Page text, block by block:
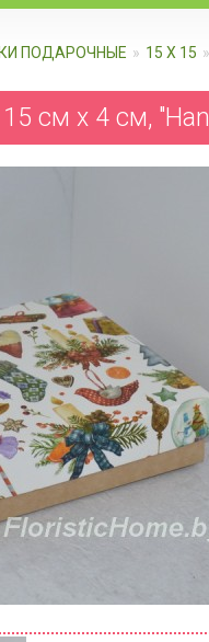
ПОДАРОЧНЫЕ 15 Х 15
см х 4 см,